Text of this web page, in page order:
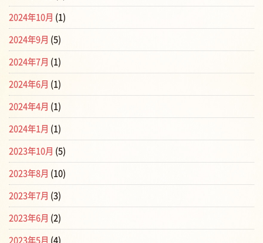
2024年10月 (1)
2024年9月 (5)
2024年7月 (1)
2024年6月 (1)
2024年4月 (1)
2024年1月 (1)
2023年10月 (5)
2023年8月 (10)
2023年7月 (3)
2023年6月 (2)
2023年5月 (4)